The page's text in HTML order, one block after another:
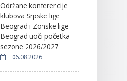
Održane konferencije
klubova Srpske lige
Beograd i Zonske lige
Beograd uoči početka
sezone 2026/2027
06.08.2026